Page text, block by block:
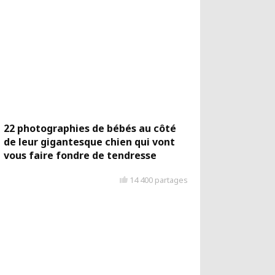
22 photographies de bébés au côté
de leur gigantesque chien qui vont
vous faire fondre de tendresse
14 400 partages